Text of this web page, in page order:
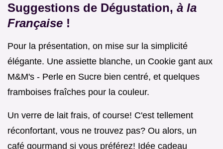
Suggestions de Dégustation, à la
Française !
Pour la présentation, on mise sur la simplicité
élégante. Une assiette blanche, un Cookie gant aux
M&M's - Perle en Sucre bien centré, et quelques
framboises fraîches pour la couleur.
Un verre de lait frais, of course! C'est tellement
réconfortant, vous ne trouvez pas? Ou alors, un
café gourmand si vous préférez! Idée cadeau